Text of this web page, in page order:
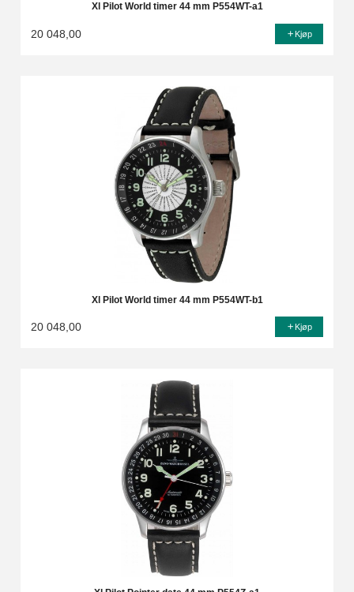
Xl Pilot World timer 44 mm P554WT-a1
20 048,00 Kjøp
Xl Pilot World timer 44 mm P554WT-b1
20 048,00 Kjøp